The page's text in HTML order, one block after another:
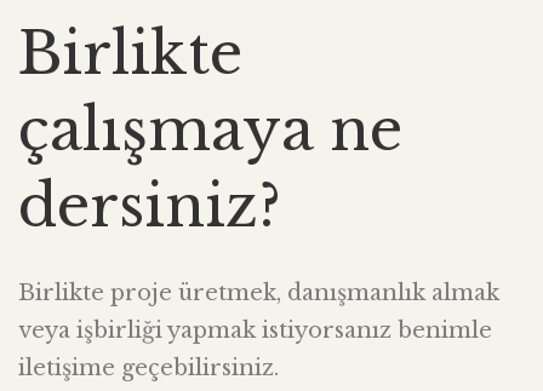
Birlikte
çalışmaya ne
dersiniz?
Birlikte proje üretmek, danışmanlık almak
veya işbirliği yapmak istiyorsanız benimle
iletişime geçebilirsiniz.